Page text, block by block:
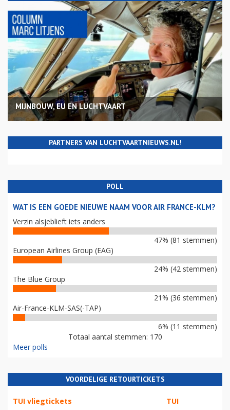
MIJNBOUW, EU EN LUCHTVAART
PARTNERS VAN LUCHTVAARTNIEUWS.NL!
POLL
WAT IS EEN GOEDE NIEUWE NAAM VOOR AIR FRANCE-KLM?
Verzin alsjeblieft iets anders
47% (81 stemmen)
European Airlines Group (EAG)
24% (42 stemmen)
The Blue Group
21% (36 stemmen)
Air-France-KLM-SAS(-TAP)
6% (11 stemmen)
Totaal aantal stemmen: 170
Meer polls
VOORDELIGE RETOURTICKETS
TUI vliegtickets TUI